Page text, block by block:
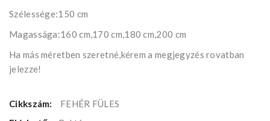
Szélessége:150 cm
Magassága:160 cm,170 cm,180 cm,200 cm
Ha más méretben szeretné,kérem a megjegyzés rovatban
jelezze!
Cikkszám:
FEHÉR FÜLES